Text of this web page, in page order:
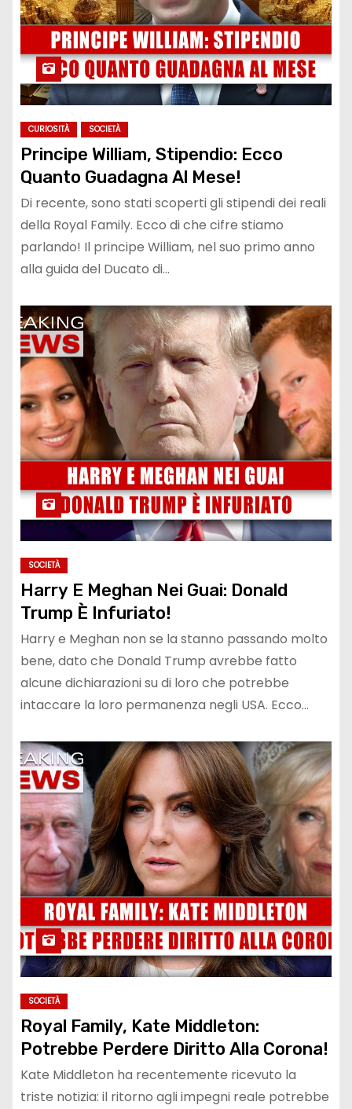
CURIOSITÀ SOCIETÀ
Principe William, Stipendio: Ecco
Quanto Guadagna Al Mese!
Di recente, sono stati scoperti gli stipendi dei reali
della Royal Family. Ecco di che cifre stiamo
parlando! Il principe William, nel suo primo anno
alla guida del Ducato di…
SOCIETÀ
Harry E Meghan Nei Guai: Donald
Trump È Infuriato!
Harry e Meghan non se la stanno passando molto
bene, dato che Donald Trump avrebbe fatto
alcune dichiarazioni su di loro che potrebbe
intaccare la loro permanenza negli USA. Ecco…
SOCIETÀ
Royal Family, Kate Middleton:
Potrebbe Perdere Diritto Alla Corona!
Kate Middleton ha recentemente ricevuto la
triste notizia: il ritorno agli impegni reale potrebbe